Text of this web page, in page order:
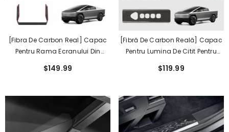
[Fibra De Carbon Real] Capac
Pentru Rama Ecranului Din
$149.99
[Fibră De Carbon Reală] Capac
Pentru Lumina De Citit Pentru
$119.99